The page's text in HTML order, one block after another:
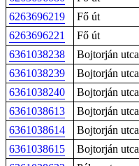
6263696219
Fő út
6263696221
Fő út
6361038238
Bojtorján utca
6361038239
Bojtorján utca
6361038240
Bojtorján utca
6361038613
Bojtorján utca
6361038614
Bojtorján utca
6361038615
Bojtorján utca